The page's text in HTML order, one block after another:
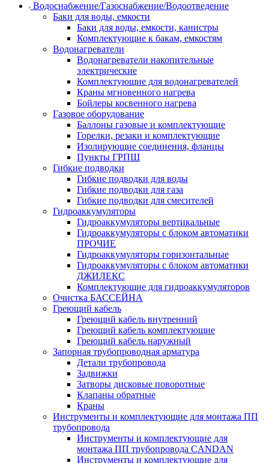
Водоснабжение/Газоснабжение/Водоотведение
Баки для воды, емкости
Баки для воды, емкости, канистры
Комплектующие к бакам, емкостям
Водонагреватели
Водонагреватели накопительные
электрические
Комплектующие для водонагревателей
Краны мгновенного нагрева
Бойлеры косвенного нагрева
Газовое оборудование
Баллоны газовые и комплектующие
Горелки, резаки и комплектующие
Изолирующие соединения, фланцы
Пункты ГРПШ
Гибкие подводки
Гибкие подводки для воды
Гибкие подводки для газа
Гибкие подводки для смесителей
Гидроаккумуляторы
Гидроаккумуляторы вертикальные
Гидроаккумуляторы с блоком автоматики
ПРОЧИЕ
Гидроаккумуляторы горизонтальные
Гидроаккумуляторы с блоком автоматики
ДЖИЛЕКС
Комплектующие для гидроаккумуляторов
Очистка БАССЕЙНА
Греющий кабель
Греющий кабель внутренний
Греющий кабель комплектующие
Греющий кабель наружный
Запорная трубопроводная арматура
Детали трубопровода
Задвижки
Затворы дисковые поворотные
Клапаны обратные
Краны
Инструменты и комплектующие для монтажа ПП
трубопровода
Инструменты и комплектующие для
монтажа ПП трубопровода CANDAN
Инструменты и комплектующие для